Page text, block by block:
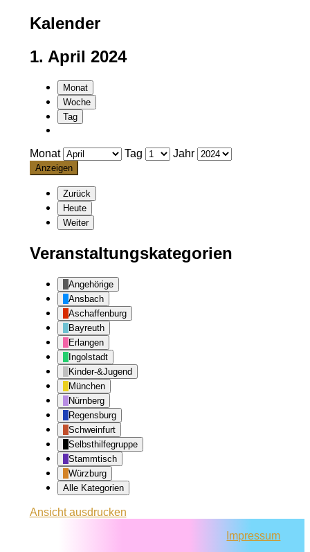
Kalender
1. April 2024
Monat
Woche
Tag
Monat Tag Jahr
Zurück
Heute
Weiter
Veranstaltungskategorien
Angehörige
Ansbach
Aschaffenburg
Bayreuth
Erlangen
Ingolstadt
Kinder-&Jugend
München
Nürnberg
Regensburg
Schweinfurt
Selbsthilfegruppe
Stammtisch
Würzburg
Alle Kategorien
Ansichtausdrucken
Impressum